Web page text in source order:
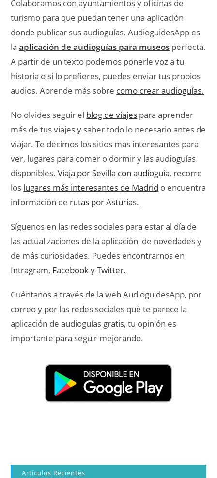
Colaboramos con ayuntamientos y oficinas de
turismo para que puedan tener una aplicación
donde publicar sus audioguías. AudioguidesApp es
laaplicación de audioguías para museos perfecta.
A partir de un texto podemos ponerle voz a tu
historia o si lo prefieres, puedes enviar tus propios
audios. Aprende más sobre como crear audioguías.
No olvides seguir el blog de viajes para aprender
más de tus viajes y saber todo lo necesario antes de
viajar. Te decimos los sitios mas interesantes para
ver, lugares para comer o dormir y las audioguías
disponibles.Viaja por Sevilla con audioguía, recorre
los lugares más interesantes de Madrid o encuentra
información de rutas por Asturias.
Síguenos en las redes sociales para estar al día de
las actualizaciones de la aplicación, de novedades y
de más curiosidades. Puedes encontrarnos en
Intragram, FacebookyTwitter.
Cuéntanos a través de la web AudioguidesApp, por
correo y por las redes sociales qué te parece la
aplicación de audioguías gratis, tu opinión es
importante para seguir mejorando.
Artículos Recientes